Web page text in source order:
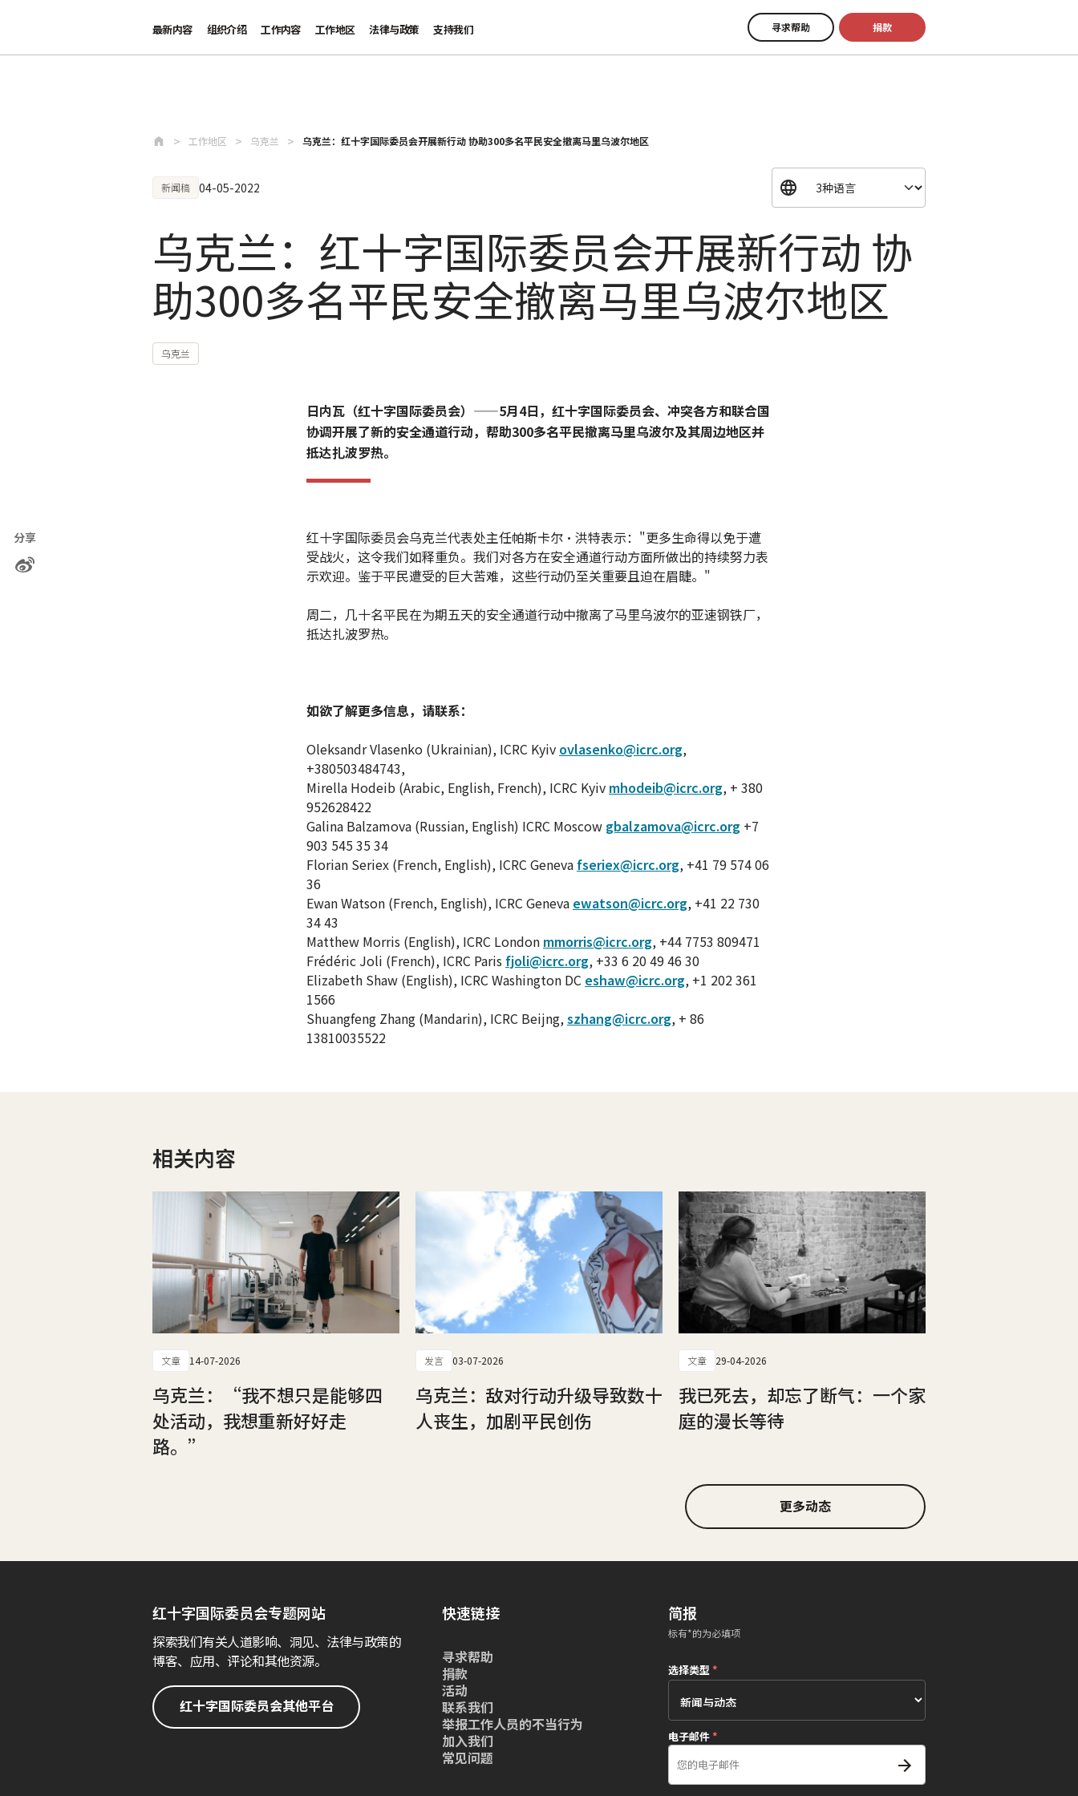
最新内容 组织介绍 工作内容 工作地区 法律与政策 支持我们 寻求帮助 捐款
工作地区 乌克兰 乌克兰：红十字国际委员会开展新行动 协助300多名平民安全撤离马里乌波尔地区
新闻稿 04-05-2022
乌克兰：红十字国际委员会开展新行动 协
助300多名平民安全撤离马里乌波尔地区
乌克兰
日内瓦（红十字国际委员会）——5月4日，红十字国际委员会、冲突各方和联合国
协调开展了新的安全通道行动，帮助300多名平民撤离马里乌波尔及其周边地区并
抵达扎波罗热。
分享
红十字国际委员会乌克兰代表处主任帕斯卡尔•洪特表示："更多生命得以免于遭
受战火，这令我们如释重负。我们对各方在安全通道行动方面所做出的持续努力表
示欢迎。鉴于平民遭受的巨大苦难，这些行动仍至关重要且迫在眉睫。"
周二，几十名平民在为期五天的安全通道行动中撤离了马里乌波尔的亚速钢铁厂，
抵达扎波罗热。
如欲了解更多信息，请联系：
Oleksandr Vlasenko (Ukrainian), ICRC Kyiv ovlasenko@icrc.org,
+380503484743,
Mirella Hodeib (Arabic, English, French), ICRC Kyiv mhodeib@icrc.org, + 380
952628422
Galina Balzamova (Russian, English) ICRC Moscow gbalzamova@icrc.org +7
903 545 35 34
Florian Seriex (French, English), ICRC Genevafseriex@icrc.org, +41 79 574 06
36
Ewan Watson (French, English), ICRC Geneva ewatson@icrc.org, +41 22 730
34 43
Matthew Morris (English), ICRC London mmorris@icrc.org, +44 7753 809471
Frédéric Joli (French), ICRC Paris fjoli@icrc.org, +33 6 20 49 46 30
Elizabeth Shaw (English), ICRC Washington DC eshaw@icrc.org, +1 202 361
1566
Shuangfeng Zhang (Mandarin), ICRC Beijng, szhang@icrc.org, + 86
13810035522
相关内容
文章 14-07-2026
乌克兰：“我不想只是能够四
处活动，我想重新好好走
路。”
发言 03-07-2026
乌克兰：敌对行动升级导致数十
人丧生，加剧平民创伤
文章 29-04-2026
我已死去，却忘了断气：一个家
庭的漫长等待
更多动态
红十字国际委员会专题网站
探索我们有关人道影响、洞见、法律与政策的
博客、应用、评论和其他资源。
红十字国际委员会其他平台
快速链接
寻求帮助
捐款
活动
联系我们
举报工作人员的不当行为
加入我们
常见问题
简报
标有*的为必填项
选择类型 *
电子邮件*